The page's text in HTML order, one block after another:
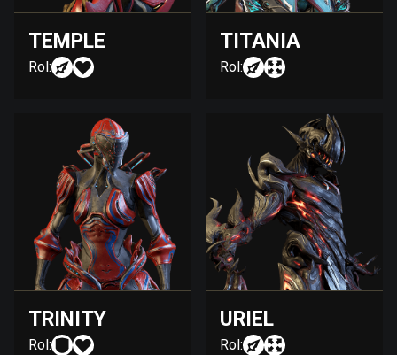
TEMPLE
Rol:
TITANIA
Rol:
TRINITY
Rol:
URIEL
Rol: